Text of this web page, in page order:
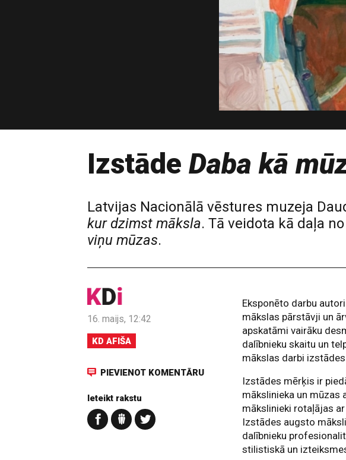
Izstāde Daba kā
Latvijas Nacionālā vēstures muzeja
kur dzimst māksla. Tā veidota kā daļa
viņu mūzas.
16. maijs, 12:42
KD AFIŠA
PIEVIENOT KOMENTĀRU
Ieteikt rakstu
Eksponēto darbu
mākslas pārstāvji un
apskatāmi vairāku
dalībnieku skaitu un
mākslas darbi
Izstādes mērķis ir
mākslinieka un mūzas
mākslinieki rotaļājas
Izstādes augsto
dalībnieku
stilistiskā un